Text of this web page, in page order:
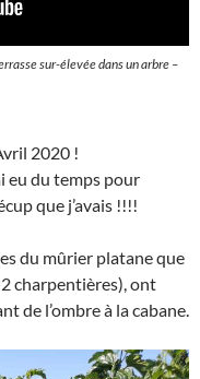
sur-élevée dans un arbre –
2020 !
eu du temps pour
que j’avais !!!!
du mûrier platane que
charpentières), ont
de l’ombre à la cabane.